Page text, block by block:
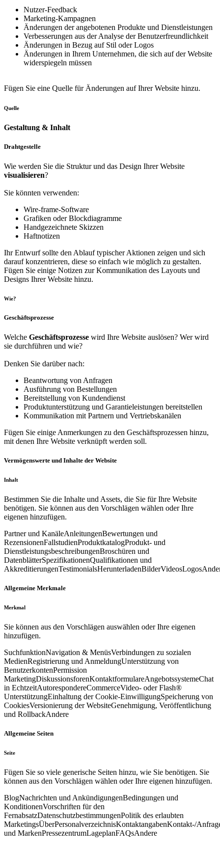
Nutzer-Feedback
Marketing-Kampagnen
Änderungen der angebotenen Produkte und Dienstleistungen
Verbesserungen aus der Analyse der Benutzerfreundlichkeit
Änderungen in Bezug auf Stil oder Logos
Änderungen in Ihrem Unternehmen, die sich auf der Website
widerspiegeln müssen
Fügen Sie eine Quelle für Änderungen auf Ihrer Website hinzu.
Quelle
Gestaltung & Inhalt
Drahtgestelle
Wie werden Sie die Struktur und das Design Ihrer Website
visualisieren?
Sie könnten verwenden:
Wire-frame-Software
Grafiken oder Blockdiagramme
Handgezeichnete Skizzen
Haftnotizen
Ihr Entwurf sollte den Ablauf typischer Aktionen zeigen und sich
darauf konzentrieren, diese so einfach wie möglich zu gestalten.
Fügen Sie einige Notizen zur Kommunikation des Layouts und
Designs Ihrer Website hinzu.
Wie?
Geschäftsprozesse
Welche Geschäftsprozesse wird Ihre Website auslösen? Wer wird
sie durchführen und wie?
Denken Sie darüber nach:
Beantwortung von Anfragen
Ausführung von Bestellungen
Bereitstellung von Kundendienst
Produktunterstützung und Garantieleistungen bereitstellen
Kommunikation mit Partnern und Vertriebskanälen
Fügen Sie einige Anmerkungen zu den Geschäftsprozessen hinzu,
mit denen Ihre Website verknüpft werden soll.
Vermögenswerte und Inhalte der Website
Inhalt
Bestimmen Sie die Inhalte und Assets, die Sie für Ihre Website
benötigen. Sie können aus den Vorschlägen wählen oder Ihre
eigenen hinzufügen.
Partner und KanäleAnleitungenBewertungen und
RezensionenFallstudienProduktkatalogProdukt- und
DienstleistungsbeschreibungenBroschüren und
DatenblätterSpezifikationenQualifikationen und
AkkreditierungenTestimonialsHerunterladenBilderVideosLogos
Allgemeine Merkmale
Merkmal
Sie können aus den Vorschlägen auswählen oder Ihre eigenen
hinzufügen.
SuchfunktionNavigation & MenüsVerbindungen zu sozialen
MedienRegistrierung und AnmeldungUnterstützung von
BenutzerkontenPermission
MarketingDiskussionsforenKontaktformulareAngebotssystemeChat
in EchtzeitAutorespondereCommerceVideo- oder Flash®
UnterstützungEinhaltung der Cookie-EinwilligungSpeicherung von
CookiesVersionierung der WebsiteGenehmigung, Veröffentlichung
und RollbackAndere
Allgemeine Seiten
Seite
Fügen Sie so viele generische Seiten hinzu, wie Sie benötigen. Sie
können aus den Vorschlägen wählen oder Ihre eigenen hinzufügen.
BlogNachrichten und AnkündigungenBedingungen und
KonditionenVorschriften für den
FernabsatzDatenschutzbestimmungenPolitik des erlaubten
MarketingsÜberPersonalverzeichnisKontaktangabenKontakt-/
und MarkenPressezentrumLageplanFAQsAndere